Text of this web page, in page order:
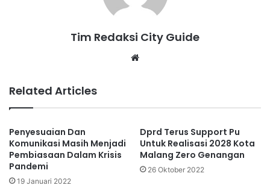
Tim Redaksi City Guide
Related Articles
Penyesuaian Dan
Komunikasi Masih Menjadi
Pembiasaan Dalam Krisis
Pandemi
19 Januari 2022
Dprd Terus Support Pu
Untuk Realisasi 2028 Kota
Malang Zero Genangan
26 Oktober 2022